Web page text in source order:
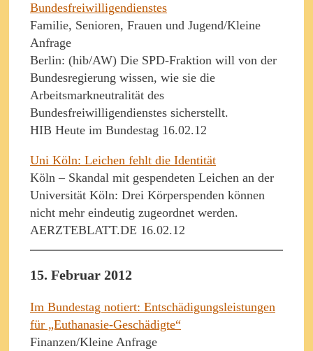
Bundesfreiwilligendienstes
Familie, Senioren, Frauen und Jugend/Kleine
Anfrage
Berlin: (hib/AW) Die SPD-Fraktion will von der
Bundesregierung wissen, wie sie die
Arbeitsmarkneutralität des
Bundesfreiwilligendienstes sicherstellt.
HIB Heute im Bundestag 16.02.12
Uni Köln: Leichen fehlt die Identität
Köln – Skandal mit gespendeten Leichen an der
Universität Köln: Drei Körperspenden können
nicht mehr eindeutig zugeordnet werden.
AERZTEBLATT.DE 16.02.12
15. Februar 2012
Im Bundestag notiert: Entschädigungsleistungen
für „Euthanasie-Geschädigte“
Finanzen/Kleine Anfrage